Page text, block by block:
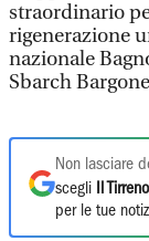
straordinario
rigenerazione
nazionale
Sbarch
Non lasciare
scegli
Il Tirreno
per le tue